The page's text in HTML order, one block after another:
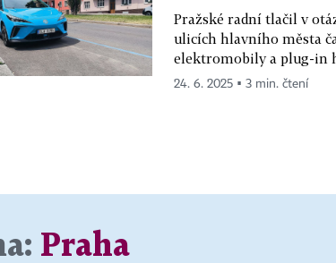
Pražské radní tlačil v
ulicích hlavního města
elektromobily a plug-in
24. 6. 2025 ▪ 3 min. čtení
Praha